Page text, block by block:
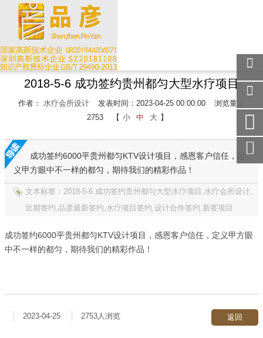
2018-5-6 成功签约贵州都匀大型水疗项目
作者： 水疗会所设计 发表时间：2023-04-25 00:00:00
浏览量：
2753
【 小 中 大 】
成功签约6000平贵州都匀KTV设计项目，感恩客户信任，定
义甲方眼中不一样的都匀，期待我们的精彩作品！
文本标签：2018-5-6 成功签约贵州都匀大型水疗项目,水疗会所设计,
近期签约,品彦最新签约,水疗项目签约,设计合作签约,新签项目
成功签约6000平贵州都匀KTV设计项目，感恩客户信任，定义甲方眼
中不一样的都匀，期待我们的精彩作品！
返回
2023-04-25 2753人浏览
关注
微信
在线
手机
访问
热线
回到